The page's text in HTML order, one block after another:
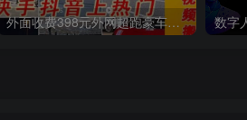
外面收费398元外网超跑豪车汽车视频搬运至快手抖音上热门项目